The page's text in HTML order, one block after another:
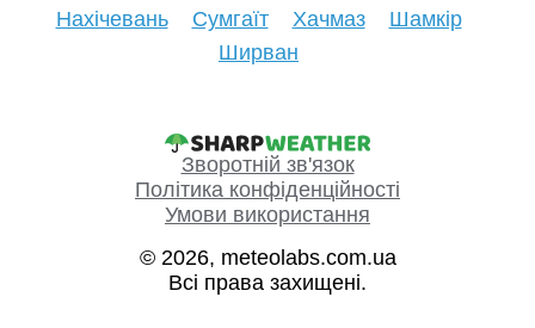
Нахічевань
Сумгаїт Хачмаз
Шамкір
Ширван
Зворотній зв'язок
Політика конфіденційності
Умови використання
© 2026, meteolabs.com.ua
Всі права захищені.